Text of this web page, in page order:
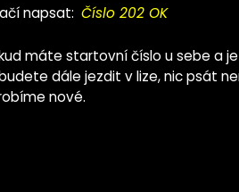
napsat: Číslo 202 OK
máte startovní číslo u sebe a
dále jezdit v lize, nic psát
nové.